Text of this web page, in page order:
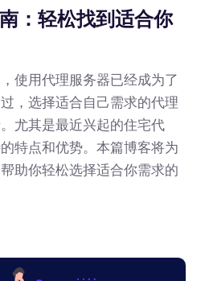
：轻松找到适合你
使用代理服务器已经成为了
，选择适合自己需求的代理
尤其是最近兴起的住宅代
特点和优势。本篇博客将为
助你轻松选择适合你需求的